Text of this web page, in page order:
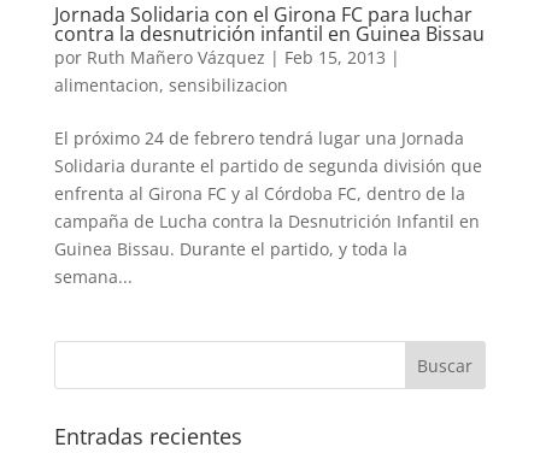
Jornada Solidaria con el Girona FC para luchar
contra la desnutrición infantil en Guinea Bissau
por Ruth Mañero Vázquez | Feb 15, 2013 |
alimentacion, sensibilizacion
El próximo 24 de febrero tendrá lugar una Jornada
Solidaria durante el partido de segunda división que
enfrenta al Girona FC y al Córdoba FC, dentro de la
campaña de Lucha contra la Desnutrición Infantil en
Guinea Bissau. Durante el partido, y toda la
semana...
Entradas recientes